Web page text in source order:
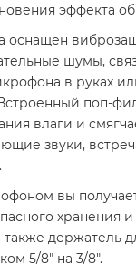
эффекта
оснащен
шумы,
в руках
поп-
влаги и
звуки,
вы
хранения и
держатель
5/8" на 3/8".